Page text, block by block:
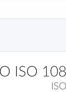
ISO